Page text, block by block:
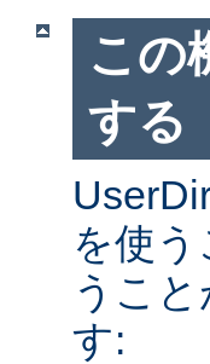
この
する
を使
うこ
す: